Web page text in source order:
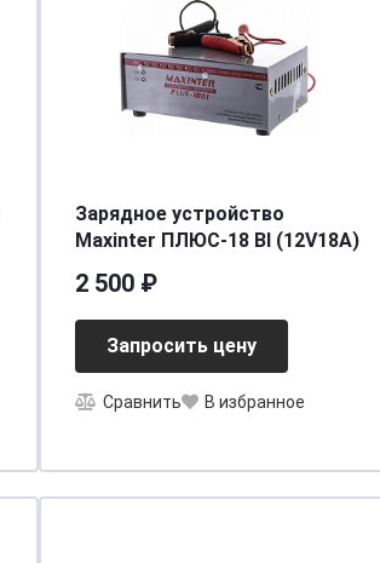
Зарядное устройство
Мaxinter ПЛЮС-18 BI (12V18A)
2 500 ₽
Запросить цену
Сравнить В избранное